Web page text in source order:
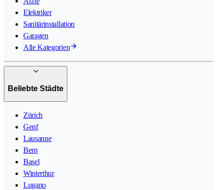
Elektriker
Sanitärinstallation
Garagen
Alle Kategorien
Beliebte Städte
Zürich
Genf
Lausanne
Bern
Basel
Winterthur
Lugano